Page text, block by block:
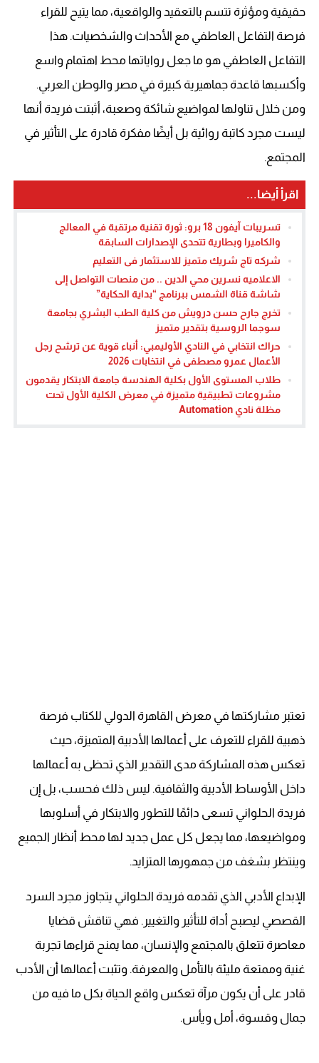
حقيقية ومؤثرة تتسم بالتعقيد والواقعية، مما يتيح للقراء
فرصة التفاعل العاطفي مع الأحداث والشخصيات. هذا
التفاعل العاطفي هو ما جعل رواياتها محط اهتمام واسع
وأكسبها قاعدة جماهيرية كبيرة في مصر والوطن العربي.
ومن خلال تناولها لمواضيع شائكة وصعبة، أثبتت فريدة أنها
ليست مجرد كاتبة روائية بل أيضًا مفكرة قادرة على التأثير في
المجتمع.
اقرأ أيضا...
تسريبات آيفون 18 برو: ثورة تقنية مرتقبة في المعالج
والكاميرا وبطارية تتحدى الإصدارات السابقة
شركه تاج شريك متميز للاستثمار فى التعليم
الاعلاميه نسرين محي الدين .. من منصات التواصل إلى
شاشة قناة الشمس ببرنامج “بداية الحكاية”
تخرج جارح حسن درويش من كلية الطب البشري بجامعة
سوجما الروسية بتقدير متميز
حراك انتخابي في النادي الأوليمبي: أنباء قوية عن ترشح رجل
الأعمال عمرو مصطفى في انتخابات 2026
طلاب المستوى الأول بكلية الهندسة جامعة الابتكار يقدمون
مشروعات تطبيقية متميزة في معرض الكلية الأول تحت
مظلة نادي Automation
تعتبر مشاركتها في معرض القاهرة الدولي للكتاب فرصة
ذهبية للقراء للتعرف على أعمالها الأدبية المتميزة، حيث
تعكس هذه المشاركة مدى التقدير الذي تحظى به أعمالها
داخل الأوساط الأدبية والثقافية. ليس ذلك فحسب، بل إن
فريدة الحلواني تسعى دائمًا للتطور والابتكار في أسلوبها
ومواضيعها، مما يجعل كل عمل جديد لها محط أنظار الجميع
وينتظر بشغف من جمهورها المتزايد.
الإبداع الأدبي الذي تقدمه فريدة الحلواني يتجاوز مجرد السرد
القصصي ليصبح أداة للتأثير والتغيير. فهي تناقش قضايا
معاصرة تتعلق بالمجتمع والإنسان، مما يمنح قراءها تجربة
غنية وممتعة مليئة بالتأمل والمعرفة. وتثبت أعمالها أن الأدب
قادر على أن يكون مرآة تعكس واقع الحياة بكل ما فيه من
جمال وقسوة، أمل ويأس.